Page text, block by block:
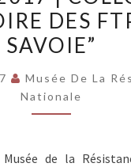
2017
|
“HISTOIRE
DES
SAVOIE”
Musée De La
Nationale
de la